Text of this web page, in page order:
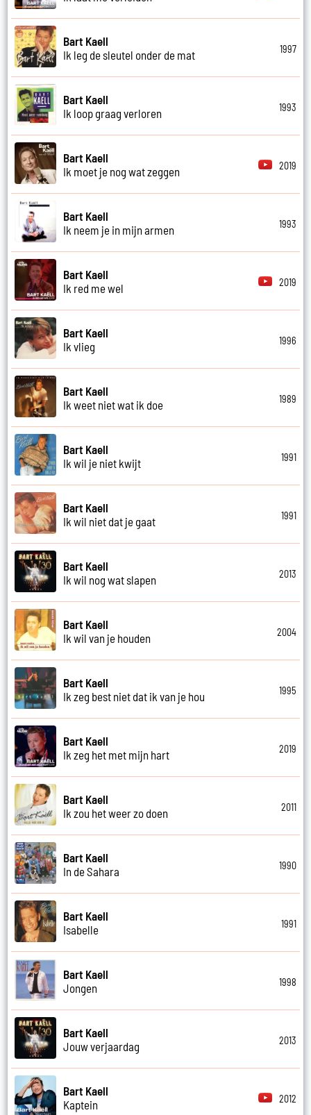
Bart Kaell
Ik leg de sleutel onder de mat
1997
Bart Kaell
Ik loop graag verloren
1993
Bart Kaell
Ik moet je nog wat zeggen
2019
Bart Kaell
Ik neem je in mijn armen
1993
Bart Kaell
Ik red me wel
2019
Bart Kaell
Ik vlieg
1996
Bart Kaell
Ik weet niet wat ik doe
1989
Bart Kaell
Ik wil je niet kwijt
1991
Bart Kaell
Ik wil niet dat je gaat
1991
Bart Kaell
Ik wil nog wat slapen
2013
Bart Kaell
Ik wil van je houden
2004
Bart Kaell
Ik zeg best niet dat ik van je hou
1995
Bart Kaell
Ik zeg het met mijn hart
2019
Bart Kaell
Ik zou het weer zo doen
2011
Bart Kaell
In de Sahara
1990
Bart Kaell
Isabelle
1991
Bart Kaell
Jongen
1998
Bart Kaell
Jouw verjaardag
2013
Bart Kaell
Kaptein
2012